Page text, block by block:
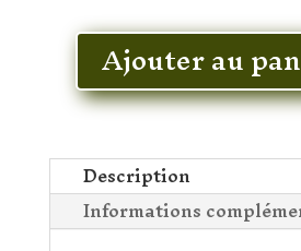
En stock
quantité
Bracelet
&
Onyx
Noir
Ajouter au
Description
Informations